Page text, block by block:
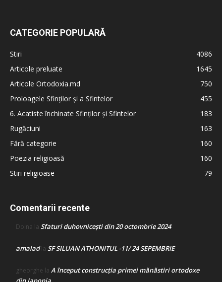
CATEGORIE POPULARĂ
Stiri
4086
Articole preluate
1645
Articole Ortodoxia.md
750
Proloagele Sfinților și a Sfintelor
455
6. Acatiste închinate Sfinților și Sfintelor
183
Rugăciuni
163
Fără categorie
160
Poezia religioasă
160
Stiri religioase
79
Comentarii recente
Doina la Sfaturi duhovnicești din 20 octombrie 2024
amaladla SF SILUAN ATHONITUL -11/ 24 SEPEMBRIE
gheorghe la A început construcţia primei mănăstiri ortodoxe